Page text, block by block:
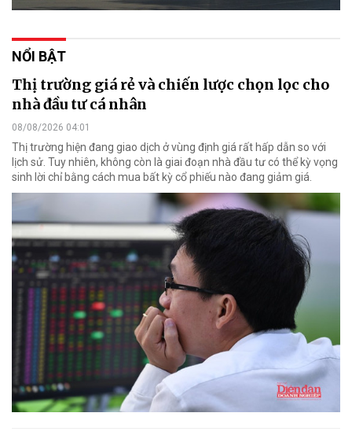
NỔI BẬT
Thị trường giá rẻ và chiến lược chọn lọc cho
nhà đầu tư cá nhân
08/08/2026 04:01
Thị trường hiện đang giao dịch ở vùng định giá rất hấp dẫn so với
lịch sử. Tuy nhiên, không còn là giai đoạn nhà đầu tư có thể kỳ vọng
sinh lời chỉ bằng cách mua bất kỳ cổ phiếu nào đang giảm giá.